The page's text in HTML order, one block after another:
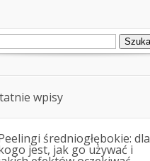
wpisy
średniogłębokie: dla
jest, jak go używać i